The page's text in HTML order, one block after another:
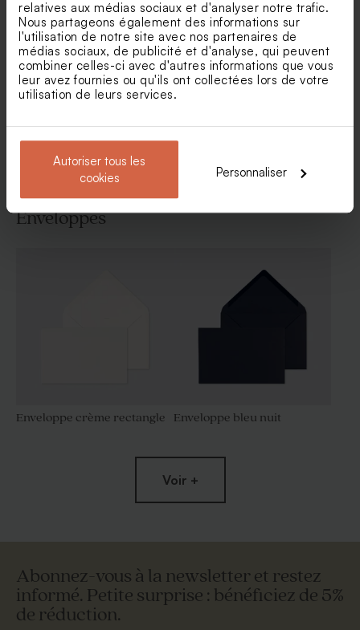
relatives aux médias sociaux et d'analyser notre trafic.
Nous partageons également des informations sur
l'utilisation de notre site avec nos partenaires de
médias sociaux, de publicité et d'analyse, qui peuvent
combiner celles-ci avec d'autres informations que vous
leur avez fournies ou qu'ils ont collectées lors de votre
utilisation de leurs services.
Autoriser tous les
cookies
Personnaliser
Carte polaroïd naissance trio
de photo
Faire part naissance liberty
vintage et cadre photo
Enveloppes
Enveloppe crème rectangle Enveloppe bleu nuit
Enveloppe rectangle dorée
Voir +
Abonnez-vous à la newsletter et restez
informé. Petite surprise : bénéficiez de 5%
de réduction.